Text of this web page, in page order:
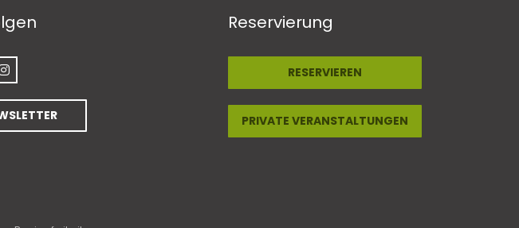
((öffnet ein neues Fenster))
Instagram ((öffnet ein neues Fenster))
Reservierung
RESERVIEREN
PRIVATE VERANSTALTUNGEN